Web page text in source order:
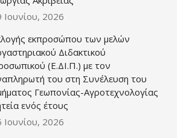
Ιουνίου, 2026
εκπροσώπου των μελών
Διδακτικού
(Ε.ΔΙ.Π.) με τον
του στη Συνέλευση του
Γεωπονίας-Αγροτεχνολογίας
ενός έτους
Ιουνίου, 2026